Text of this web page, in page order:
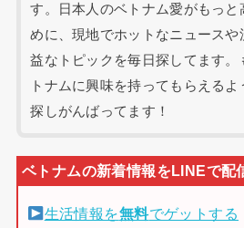
す。日本人のベトナム愛がもっと
めに、現地でホットなニュースや
益なトピックを毎日探してます。
トナムに興味を持ってもらえるよ
探しがんばってます！
生活情報を無料でゲットする